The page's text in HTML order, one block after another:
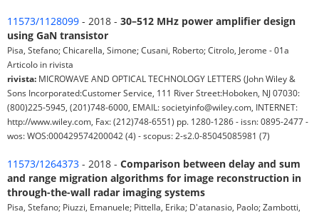
11573/1128099 - 2018 - 30–512 MHz power amplifier design
using GaN transistor
Pisa, Stefano; Chicarella, Simone; Cusani, Roberto; Citrolo, Jerome - 01a
Articolo in rivista
rivista: MICROWAVE AND OPTICAL TECHNOLOGY LETTERS (John Wiley &
Sons Incorporated:Customer Service, 111 River Street:Hoboken, NJ 07030:
(800)225-5945, (201)748-6000, EMAIL: societyinfo@wiley.com, INTERNET:
http://www.wiley.com, Fax: (212)748-6551) pp. 1280-1286 - issn: 0895-2477 -
wos: WOS:000429574200042 (4) - scopus: 2-s2.0-85045085981 (7)
11573/1264373 - 2018 - Comparison between delay and sum
and range migration algorithms for image reconstruction in
through-the-wall radar imaging systems
Pisa, Stefano; Piuzzi, Emanuele; Pittella, Erika; D'atanasio, Paolo; Zambotti,